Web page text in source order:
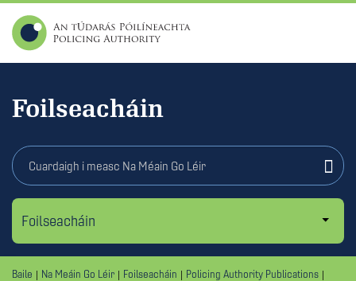
Foilseacháin
Baile Na Meáin Go Léir Foilseacháin Policing Authority Publications